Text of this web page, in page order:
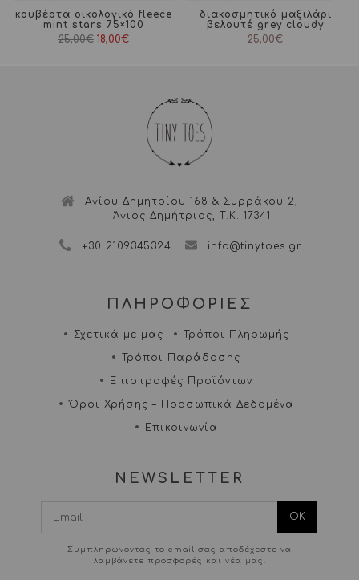
κουβέρτα οικολογικό fleece
mint stars 75×100
25,00€ Original
18,00€Η
διακοσμητικό μαξιλάρι
βελουτέ grey cloudy
25,00€
Αγίου Δημητρίου 168 & Συρράκου 2,
Άγιος Δημήτριος, Τ.Κ. 17341
+30 2109345324 info@tinytoes.gr
ΠΛΗΡΟΦΟΡΙΕΣ
Σχετικά με μας Τρόποι Πληρωμής
Τρόποι Παράδοσης
Επιστροφές Προϊόντων
Όροι Χρήσης – Προσωπικά Δεδομένα
Επικοινωνία
NEWSLETTER
Συμπληρώνοντας το email σας αποδέχεστε να
λαμβάνετε προσφορές και νέα μας.